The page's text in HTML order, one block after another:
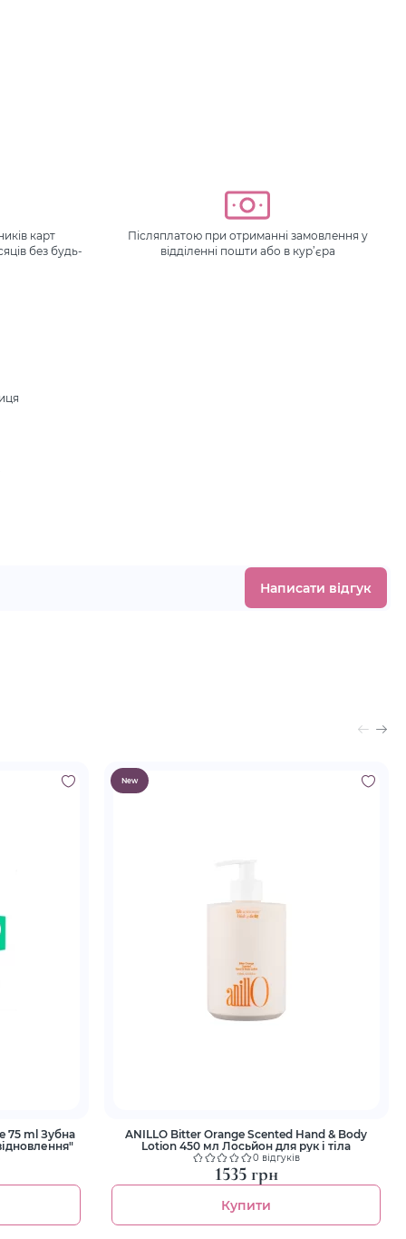
карт
без будь-
Післяплатою при отриманні замовлення у
відділенні пошти або в кур’єра
Написати відгук
Зубна
New
ANILLO Bitter Orange Scented Hand & Body
Lotion 450 мл Лосьйон для рук і тіла
0 відгуків
1535 грн
Купити